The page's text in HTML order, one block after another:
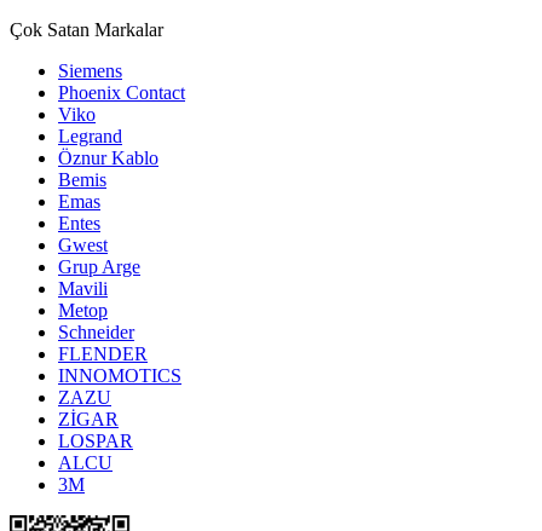
Çok Satan Markalar
Siemens
Phoenix Contact
Viko
Legrand
Öznur Kablo
Bemis
Emas
Entes
Gwest
Grup Arge
Mavili
Metop
Schneider
FLENDER
INNOMOTICS
ZAZU
ZİGAR
LOSPAR
ALCU
3M